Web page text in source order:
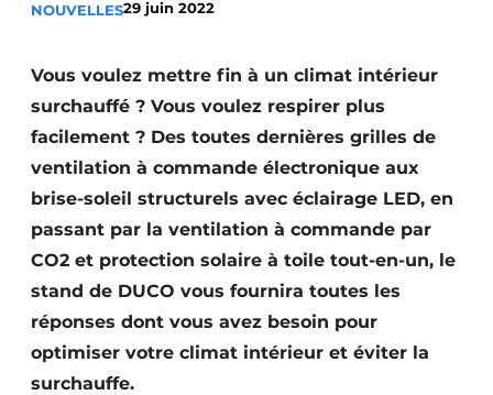
Construction bois
Contrôle d’accès
Éclairage
Fondations
Façades
NOUVELLES29 juin 2022
Vous voulez mettre fin à un climat intérieur
surchauffé ? Vous voulez respirer plus
facilement ? Des toutes dernières grilles de
ventilation à commande électronique aux
brise-soleil structurels avec éclairage LED, en
passant par la ventilation à commande par
CO2 et protection solaire à toile tout-en-un, le
stand de DUCO vous fournira toutes les
réponses dont vous avez besoin pour
optimiser votre climat intérieur et éviter la
surchauffe.